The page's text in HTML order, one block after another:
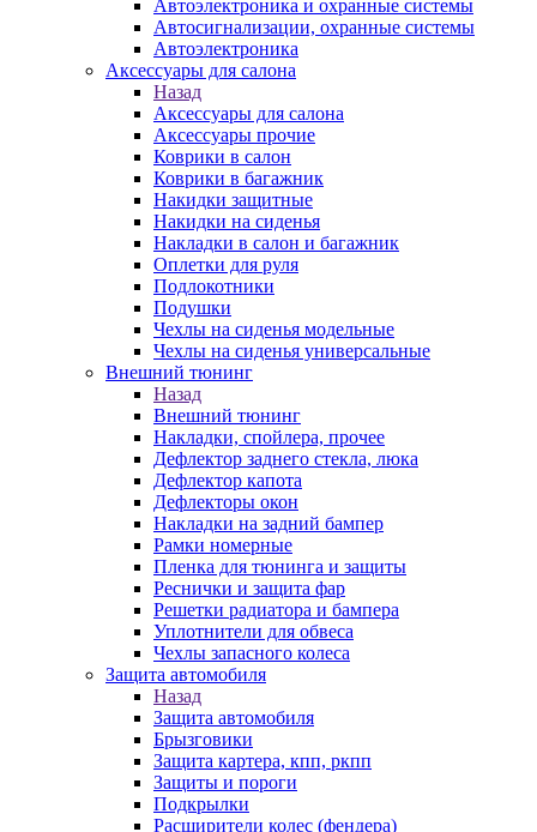
Автоэлектроника и охранные системы
Автосигнализации, охранные системы
Автоэлектроника
Аксессуары для салона
Назад
Аксессуары для салона
Аксессуары прочие
Коврики в салон
Коврики в багажник
Накидки защитные
Накидки на сиденья
Накладки в салон и багажник
Оплетки для руля
Подлокотники
Подушки
Чехлы на сиденья модельные
Чехлы на сиденья универсальные
Внешний тюнинг
Назад
Внешний тюнинг
Накладки, спойлера, прочее
Дефлектор заднего стекла, люка
Дефлектор капота
Дефлекторы окон
Накладки на задний бампер
Рамки номерные
Пленка для тюнинга и защиты
Реснички и защита фар
Решетки радиатора и бампера
Уплотнители для обвеса
Чехлы запасного колеса
Защита автомобиля
Назад
Защита автомобиля
Брызговики
Защита картера, кпп, ркпп
Защиты и пороги
Подкрылки
Расширители колес (фендера)